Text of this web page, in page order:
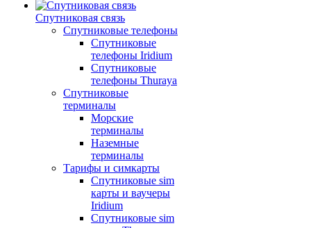
Спутниковая связь
Спутниковые телефоны
Спутниковые
телефоны Iridium
Спутниковые
телефоны Thuraya
Спутниковые
терминалы
Морские
терминалы
Наземные
терминалы
Тарифы и симкарты
Спутниковые sim
карты и ваучеры
Iridium
Спутниковые sim